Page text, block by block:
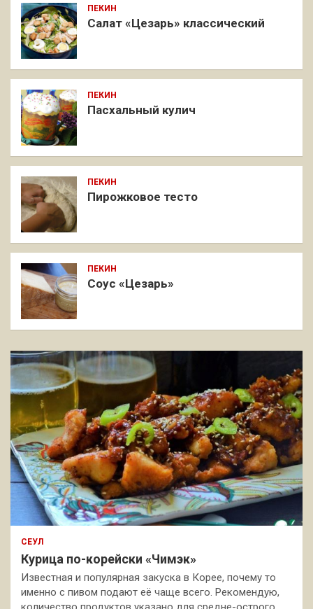
ПЕКИН
Салат «Цезарь» классический
ПЕКИН
Пасхальный кулич
ПЕКИН
Пирожковое тесто
ПЕКИН
Соус «Цезарь»
СЕУЛ
Курица по-корейски «Чимэк»
Известная и популярная закуска в Корее, почему то
именно с пивом подают её чаще всего. Рекомендую,